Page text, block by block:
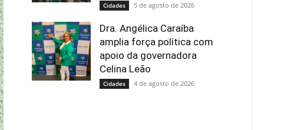
Cidades 5 de agosto de 2026
Dra. Angélica Caraíba
amplia força política com
apoio da governadora
Celina Leão
Cidades 4 de agosto de 2026